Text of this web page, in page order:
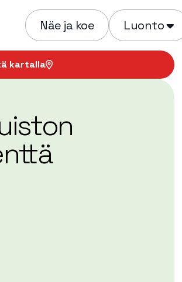
Näe ja koe Luonto
kartalla